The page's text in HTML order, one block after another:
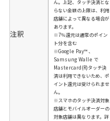
注釈
ん。上記、タッチ決済とな
らない金額の上限は、利用
店舗によって異なる場合が
あります。
※7％還元は通常のポイン
ト分を含む
※Google Pay™ 、
Samsung Walle で
Mastercard(R)タッチ決
済は利用できないため、ポ
イント還元は受けられませ
ん。
※スマホのタッチ決済対象
店舗とモバイルオーダーの
対象店舗は異なります。詳